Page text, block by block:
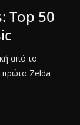
Top 50
από το
Zelda